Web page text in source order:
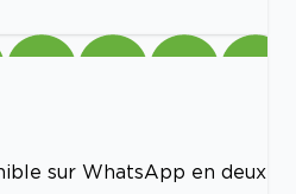
sur WhatsApp en deux